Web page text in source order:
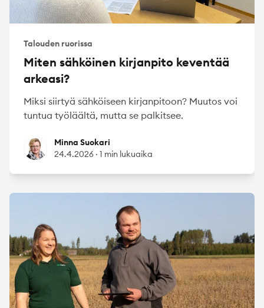
Talouden ruorissa
Miten sähköinen kirjanpito keventää
arkeasi?
Miksi siirtyä sähköiseen kirjanpitoon? Muutos voi
tuntua työläältä, mutta se palkitsee.
Minna Suokari
Minna Suokari
24.4.2026 · 1 min lukuaika